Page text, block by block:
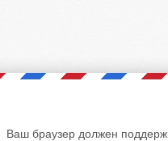
Ваш браузер должен